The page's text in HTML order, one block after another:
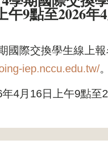
午9點至2026年
國際交換學生線上
iep.nccu.edu.tw/
4月16日上午9點至